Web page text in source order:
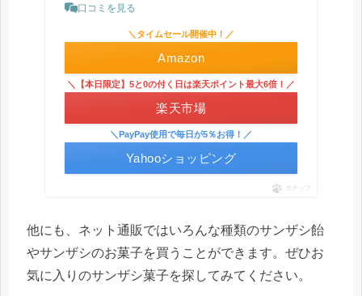
口コミを見る
＼タイムセール開催中！／
Amazon
＼【本日限定】5と0の付く日は楽天ポイント最大6倍！／
楽天市場
＼PayPay使用で毎日が5％お得！／
Yahooショッピング
ポチップ
他にも、ネット通販ではいろんな種類のサンザシ飴
やサンザシのお菓子を買うことができます。ぜひお
気に入りのサンザシ菓子を探してみてください。